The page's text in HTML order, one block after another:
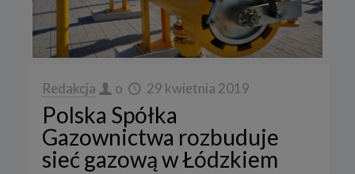
Redakcja o 29 kwietnia 2019
Polska Spółka
Gazownictwa rozbuduje
sieć gazową w Łódzkiem